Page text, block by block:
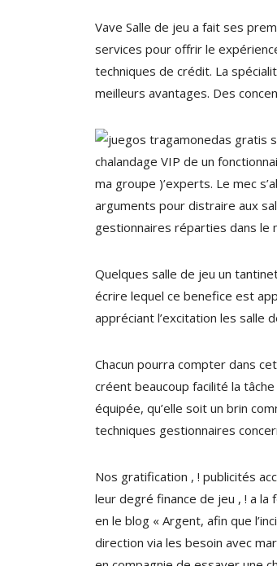
Vave Salle de jeu a fait ses
services pour offrir le
techniques de crédit. La
meilleurs avantages. Des
chalandage VIP de un
ma groupe )’experts. Le mec
arguments pour distraire aux
gestionnaires réparties dans le
Quelques salle de jeu un
écrire lequel ce benefice est
appréciant l’excitation les salle
Chacun pourra compter dans
créent beaucoup facilité la
équipée, qu’elle soit un brin
techniques gestionnaires
Nos gratification , ! publicités
leur degré finance de jeu , ! a la
en le blog « Argent, afin que
direction via les besoin avec